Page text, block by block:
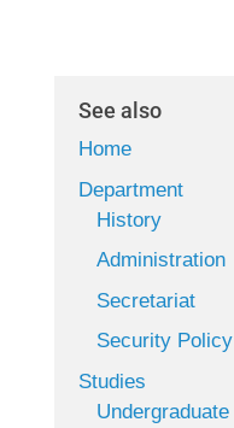
See also
Home
Department
History
Administration
Secretariat
Security Policy
Studies
Undergraduate